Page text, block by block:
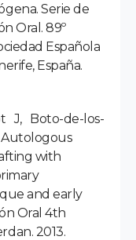
Serie de
Oral. 89º
Española
España.
J, Boto-de-los-
with
and early
Oral 4th
2013.